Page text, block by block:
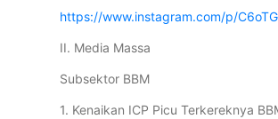
https://www.instagram.com/p/
II. Media Massa
Subsektor BBM
1. Kenaikan ICP Picu Terkereknya